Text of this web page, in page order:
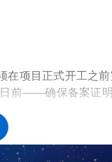
项目正式开工之前
前——确保备案证